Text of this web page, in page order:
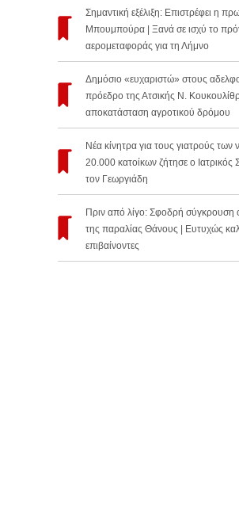
Σημαντική εξέλιξη: Επιστρέφει η
Μπουμπούρα | Ξανά σε ισχύ το
αερομεταφοράς για τη Λήμνο
Δημόσιο «ευχαριστώ» στους
πρόεδρο της Ατσικής Ν.
αποκατάσταση αγροτικού δρόμου
Νέα κίνητρα για τους γιατρούς
20.000 κατοίκων ζήτησε ο
τον Γεωργιάδη
Πριν από λίγο: Σφοδρή σύγκρουση
της παραλίας Θάνους | Ευτυχώς
επιβαίνοντες